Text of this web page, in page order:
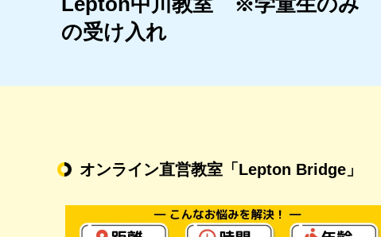
の受け入れ
オンライン直営教室 「Lepton Bridge」